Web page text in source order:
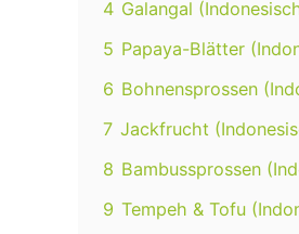
4 Galangal
5 Papaya-Blätter
6 Bohnensprossen
7 Jackfrucht
8 Bambussprossen
9 Tempeh & Tofu